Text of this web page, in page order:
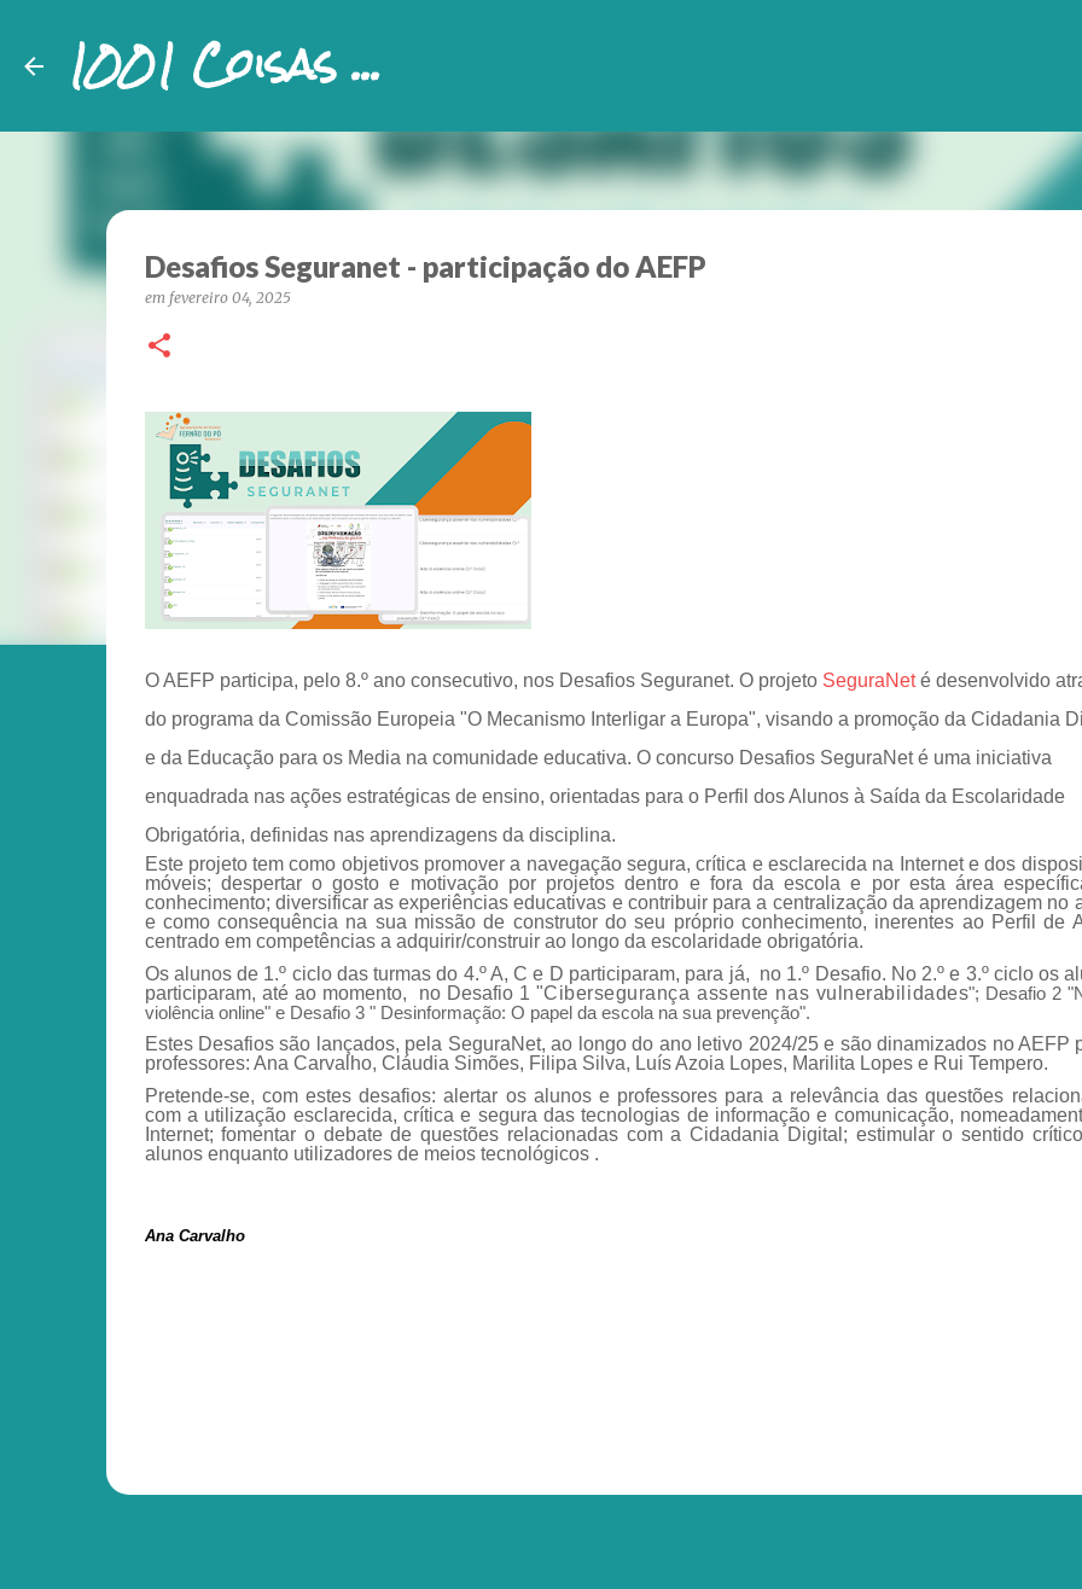
1001 Coisas ...
Desafios Seguranet - participação do AEFP
em fevereiro 04, 2025
O AEFP participa, pelo 8.º ano consecutivo, nos Desafios Seguranet. O projeto SeguraNeté desenvolvido
do programa da Comissão Europeia "O Mecanismo Interligar a Europa", visando a promoção da Cidadania
e da Educação para os Media na comunidade educativa. O concurso Desafios SeguraNet é uma iniciativa
enquadrada nas ações estratégicas de ensino, orientadas para o Perfil dos Alunos à Saída da Escolaridade
Obrigatória, definidas nas aprendizagens da disciplina.
Este projeto tem como objetivos promover a navegação segura, crítica e esclarecida na Internet e dos
móveis; despertar o gosto e motivação por projetos dentro e fora da escola e por esta área
conhecimento; diversificar as experiências educativas e contribuir para a centralização da aprendizagem no
e como consequência na sua missão de construtor do seu próprio conhecimento, inerentes ao Perfil de
centrado em competências a adquirir/construir ao longo da escolaridade obrigatória.
Os alunos de 1.º ciclo das turmas do 4.º A, C e D participaram, para já, no 1.º Desafio. No 2.º e 3.º ciclo os
participaram, até ao momento, no Desafio 1 "Cibersegurança assente nas vulnerabilidades"; Desafio 2
violência online" e Desafio 3 " Desinformação: O papel da escola na sua prevenção".
Estes Desafios são lançados, pela SeguraNet, ao longo do ano letivo 2024/25 e são dinamizados no AEFP
professores: Ana Carvalho, Cláudia Simões, Filipa Silva, Luís Azoia Lopes, Marilita Lopes e Rui Tempero.
Pretende-se, com estes desafios: alertar os alunos e professores para a relevância das questões
com a utilização esclarecida, crítica e segura das tecnologias de informação e comunicação,
Internet; fomentar o debate de questões relacionadas com a Cidadania Digital; estimular o sentido
alunos enquanto utilizadores de meios tecnológicos .
Ana Carvalho